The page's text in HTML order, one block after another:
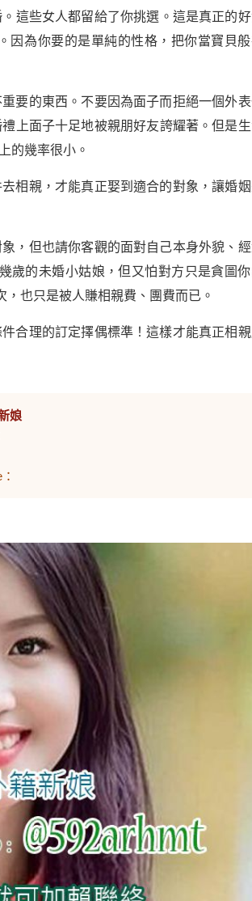
這些女人都留給了你挑選。這是真正的
因為你要的是單純的性格，把你當寶貝
要的東西。不要因為面子而拒絕一個外
上面子十足地被親朋好友誇耀著。但是
的幾率很小。
相親，才能真正娶到適合的對象，讓婚
，但也請你客觀的面對自己本身外貌、
歲的未婚小姑娘，但又怕對方只是貪圖
也只是被人賺相親費、團費而已。
合理的訂定擇偶標準！這樣才能真正相
娘